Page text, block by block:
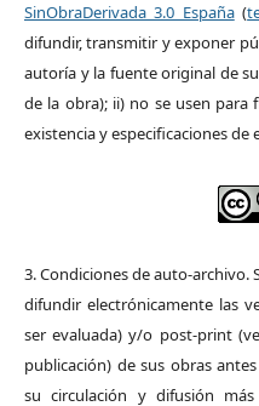
SinObraDerivada 3.0 España(
difundir, transmitir y exponer
autoría y la fuente original de
de la obra); ii) no se usen para
existencia y especificaciones de
3. Condiciones de auto-archivo.
difundir electrónicamente las
ser evaluada) y/o post-print
publicación) de sus obras
su circulación y difusión